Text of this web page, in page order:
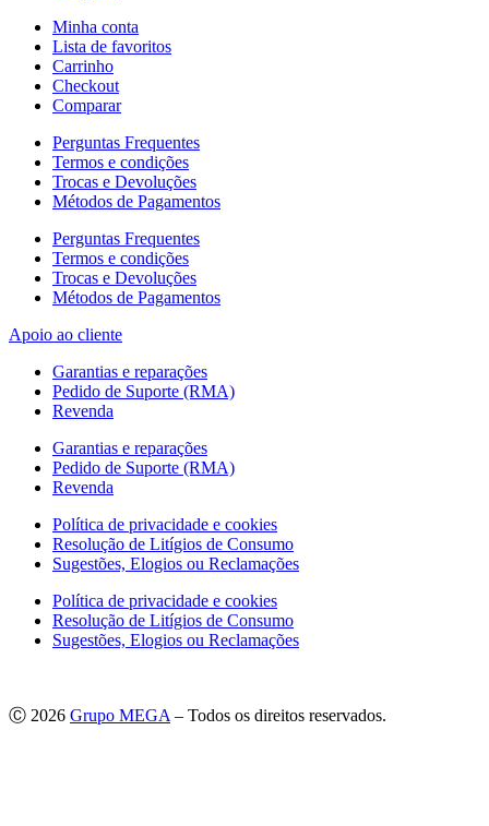
Minha conta
Lista de favoritos
Carrinho
Checkout
Comparar
Perguntas Frequentes
Termos e condições
Trocas e Devoluções
Métodos de Pagamentos
Perguntas Frequentes
Termos e condições
Trocas e Devoluções
Métodos de Pagamentos
Apoio ao cliente
Garantias e reparações
Pedido de Suporte (RMA)
Revenda
Garantias e reparações
Pedido de Suporte (RMA)
Revenda
Política de privacidade e cookies
Resolução de Litígios de Consumo
Sugestões, Elogios ou Reclamações
Política de privacidade e cookies
Resolução de Litígios de Consumo
Sugestões, Elogios ou Reclamações
Ⓒ 2026 Grupo MEGA – Todos os direitos reservados.